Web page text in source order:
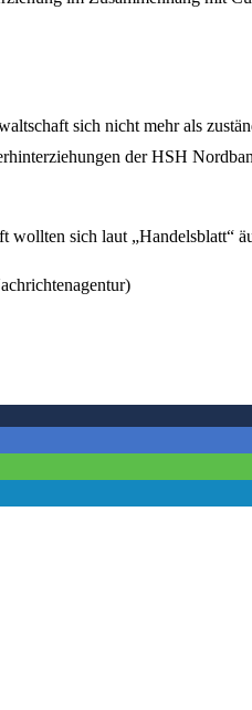
sich nicht mehr als
der HSH
sich laut „Handelsblatt“